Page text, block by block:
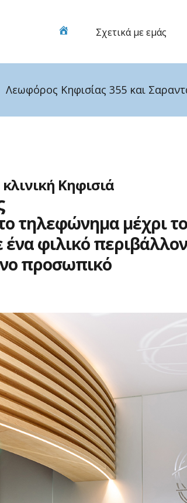
Οδοντιατρική
Κηφισιά
Σχετικά με εμάς
Λεωφόρος Κηφισίας 355 και
Κηφισιά
τηλεφώνημα μέχριτο
έναφιλικόπεριβάλλον
προσωπικό